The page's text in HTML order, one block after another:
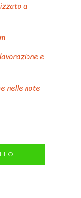
a
e
nelle note